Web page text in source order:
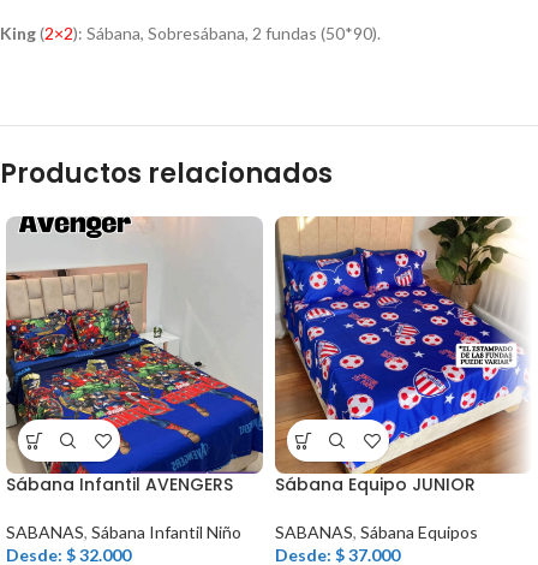
King(2×2): Sábana, Sobresábana, 2 fundas (50*90).
Productos relacionados
Sábana Infantil AVENGERS
SABANAS, Sábana Infantil Niño
Desde: $32.000
Sábana Equipo JUNIOR
SABANAS, Sábana Equipos
Desde: $37.000